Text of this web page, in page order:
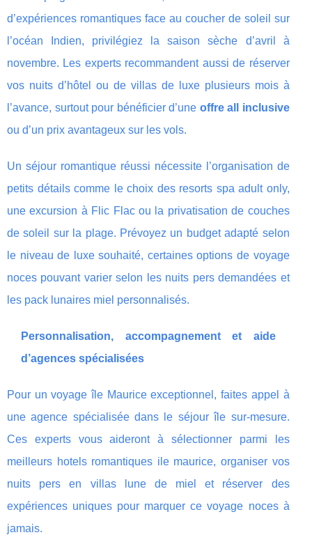
d’expériences romantiques face au coucher de soleil sur
l’océan Indien, privilégiez la saison sèche d’avril à
novembre. Les experts recommandent aussi de réserver
vos nuits d’hôtel ou de villas de luxe plusieurs mois à
l’avance, surtout pour bénéficier d’une offre all inclusive
ou d’un prix avantageux sur les vols.
Un séjour romantique réussi nécessite l’organisation de
petits détails comme le choix des resorts spa adult only,
une excursion à Flic Flac ou la privatisation de couches
de soleil sur la plage. Prévoyez un budget adapté selon
le niveau de luxe souhaité, certaines options de voyage
noces pouvant varier selon les nuits pers demandées et
les pack lunaires miel personnalisés.
Personnalisation, accompagnement et aide
d’agences spécialisées
Pour un voyage île Maurice exceptionnel, faites appel à
une agence spécialisée dans le séjour île sur-mesure.
Ces experts vous aideront à sélectionner parmi les
meilleurs hotels romantiques ile maurice, organiser vos
nuits pers en villas lune de miel et réserver des
expériences uniques pour marquer ce voyage noces à
jamais.